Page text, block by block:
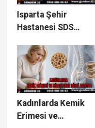
Isparta Şehir
Hastanesi SDS
97 Puan Aldı
Kadınlarda Kemik
Erimesi ve